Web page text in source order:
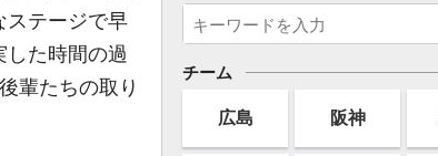
ステージで早
した時間の過
輩たちの取り
チーム
広島 阪神